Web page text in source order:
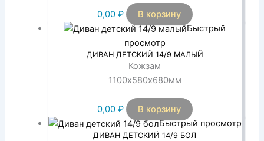
0,00 ₽
В корзину
Быстрый
просмотр
ДИВАН ДЕТСКИЙ 14/9 МАЛЫЙ
Кожзам
1100х580х680мм
0,00 ₽
В корзину
Быстрый просмотр
ДИВАН ДЕТСКИЙ 14/9 БОЛ